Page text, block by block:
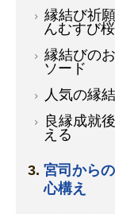
縁結び祈
んむすび
縁結びの
ソード
人気の縁
良縁成就
える
宮司から
心構え